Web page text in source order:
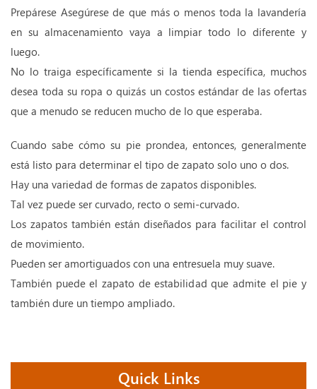
Prepárese Asegúrese de que más o menos toda la lavandería
en su almacenamiento vaya a limpiar todo lo diferente y
luego.
No lo traiga específicamente si la tienda específica, muchos
desea toda su ropa o quizás un costos estándar de las ofertas
que a menudo se reducen mucho de lo que esperaba.
Cuando sabe cómo su pie prondea, entonces, generalmente
está listo para determinar el tipo de zapato solo uno o dos.
Hay una variedad de formas de zapatos disponibles.
Tal vez puede ser curvado, recto o semi-curvado.
Los zapatos también están diseñados para facilitar el control
de movimiento.
Pueden ser amortiguados con una entresuela muy suave.
También puede el zapato de estabilidad que admite el pie y
también dure un tiempo ampliado.
Quick Links